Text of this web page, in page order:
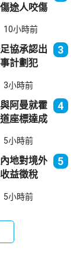
途人咬傷
囚
10小時前
協承認出
計劃犯
天奴
3
3小時前
阿曼就霍
座標達成
經伊朗領
4
5小時前
地對境外
益徵稅
價急跌
5
5小時前